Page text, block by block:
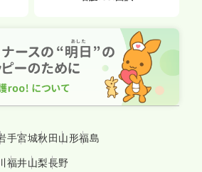
手宮城秋田山形福島
福井山梨長野